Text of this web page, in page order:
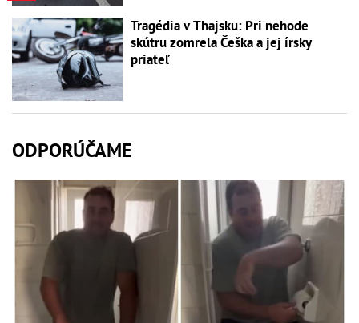
Tragédia v Thajsku: Pri nehode
skútru zomrela Češka a jej írsky
priateľ
ODPORÚČAME